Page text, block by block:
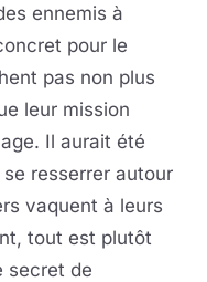
ennemis à
pour le
pas non plus
leur mission
Il aurait été
resserrer autour
vaquent à leurs
tout est plutôt
secret de